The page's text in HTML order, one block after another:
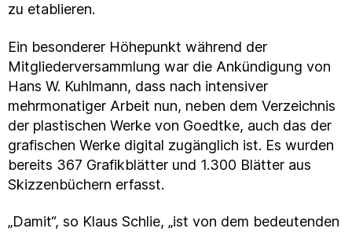
zu etablieren.
Ein besonderer Höhepunkt während der
Mitgliederversammlung war die Ankündigung von
Hans W. Kuhlmann, dass nach intensiver
mehrmonatiger Arbeit nun, neben dem Verzeichnis
der plastischen Werke von Goedtke, auch das der
grafischen Werke digital zugänglich ist. Es wurden
bereits 367 Grafikblätter und 1.300 Blätter aus
Skizzenbüchern erfasst.
„Damit“, so Klaus Schlie, „ist von dem bedeutenden